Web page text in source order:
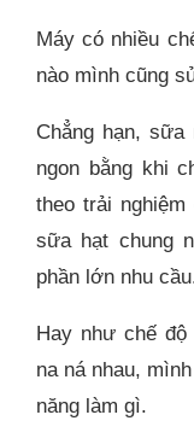
Máy có nhiều
nào mình cũng
Chẳng hạn, sữa
ngon bằng khi
theo trải
sữa hạt chung
phần lớn nhu
Hay như chế
na ná nhau,
năng làm gì.